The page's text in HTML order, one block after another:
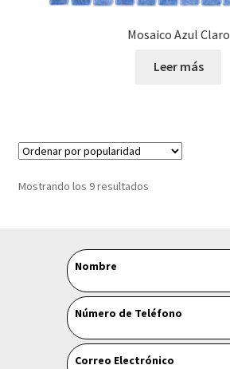
Mosaico Azul Claro
Leer más
Mostrando los 9 resultadosOrdenado
Leave
this
field
blank
Nombre
Número de Teléfono
Correo Electrónico